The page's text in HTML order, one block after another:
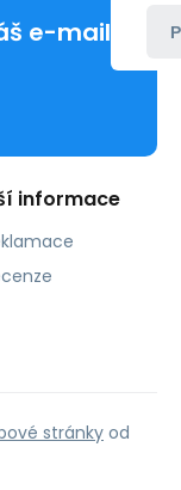
e-mail
informace
stránky od